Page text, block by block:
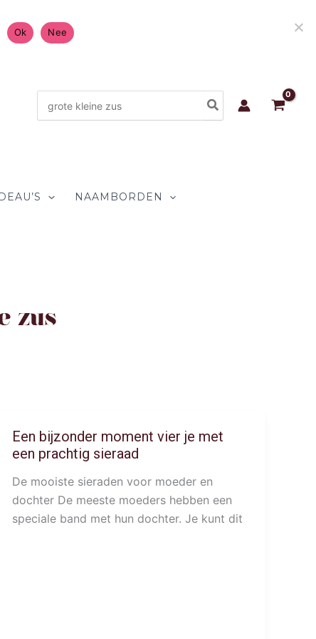
Verzending in Nederland & België 4.7/5 op
naar:
NAAMBORDEN
zus
Een bijzonder moment vier je met
een prachtig sieraad
De mooiste sieraden voor moeder en
dochter De meeste moeders hebben een
speciale band met hun dochter. Je kunt dit
Ok Nee